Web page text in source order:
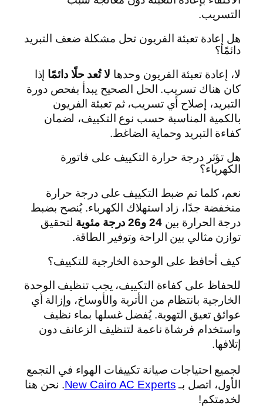
التسريب.
هل إعادة تعبئة الفريون تحل مشكلة ضعف التبريد
دائمًا؟
لا، إعادة تعبئة الفريون وحدها لا تُعد حلًا دائمًا إذا
كان هناك تسريب. الحل الصحيح يبدأ بفحص دورة
التبريد، إصلاح أي تسريب، ثم تعبئة الفريون
بالكمية المناسبة حسب نوع التكييف، لضمان
كفاءة التبريد وحماية الضاغط.
هل تؤثر درجة حرارة التكييف على فاتورة
الكهرباء؟
نعم، كلما تم ضبط التكييف على درجة حرارة
منخفضة جدًا، زاد استهلاك الكهرباء. يُنصح بضبط
درجة الحرارة بين24 و26 درجة مئوية
لتحقيق
توازن مثالي بين الراحة وتوفير الطاقة.
كيف أحافظ على الوحدة الخارجية للتكييف؟
للحفاظ على كفاءة التكييف، يجب تنظيف الوحدة
الخارجية بانتظام من الأتربة والأوساخ، وإزالة أي
عوائق تعيق التهوية. يُفضل غسلها بماء نظيف
واستخدام فرشاة ناعمة لتنظيف الزعانف دون
إتلافها.
لجميع احتياجات صيانة تكييفات الهواء في التجمع
الأول، اتصل بـNew Cairo AC Experts. نحن هنا
لخدمتكم!